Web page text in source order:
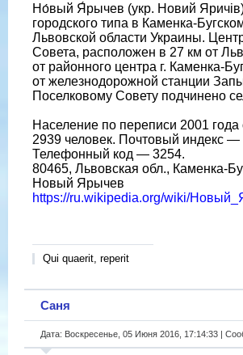
Но́вый Я́рычев (укр. Новий
городского типа в Каменка-
Львовской области Украины.
Совета, расположен в 27 км от
от районного центра г. Каменка-
от железнодорожной станции
Поселковому Совету подчинено
Население по переписи 2001 года
2939 человек. Почтовый индекс —
Телефонный код — 3254.
80465, Львовская обл., Каменка-
Новый Ярычев
https://ru.wikipedia.org/wiki/
Qui quaerit, reperit
Саня
Дата: Воскресенье, 05 Июня 2016, 17:14:33 |